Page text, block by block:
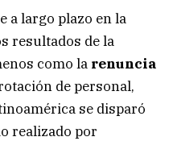
a largo plazo en la
resultados de la
como la renuncia
de personal,
se disparó
realizado por